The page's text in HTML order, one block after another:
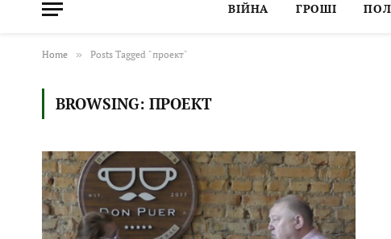
ВІЙНА ГРОШІ
Home » Posts Tagged "проект"
BROWSING: ПРОЕКТ